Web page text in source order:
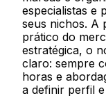
especialistas e
seus nichos. A
prático do
estratégica, o
claro: sempre
horas e
a definir perfil